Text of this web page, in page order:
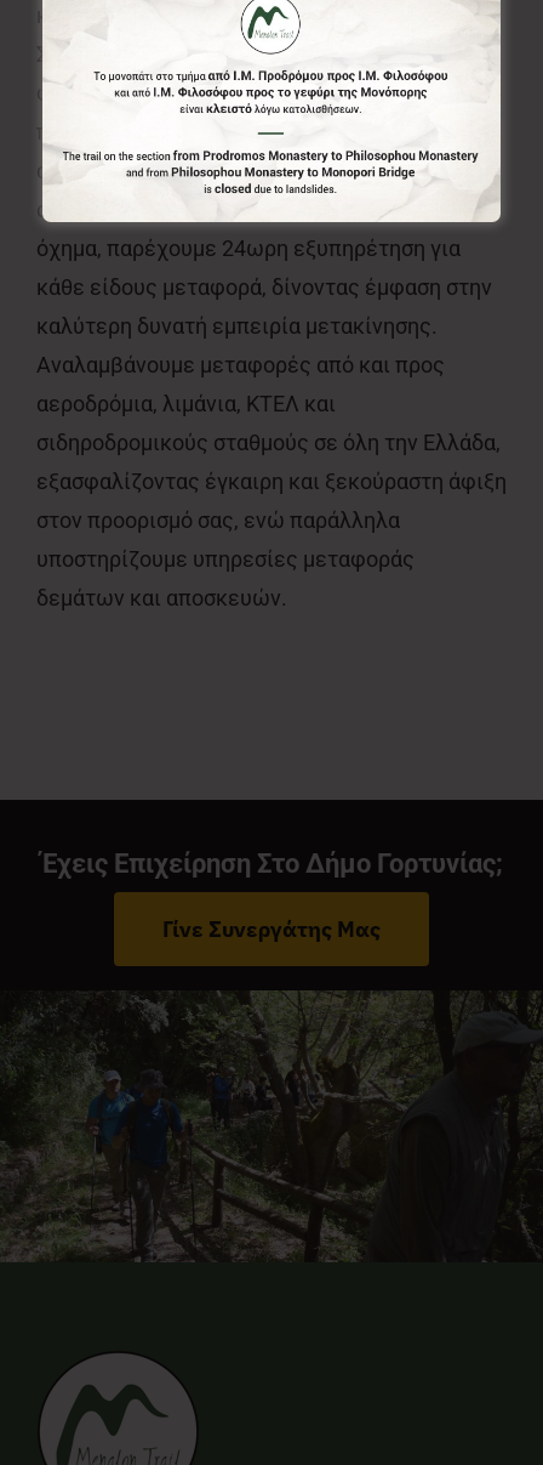
καθημερινά κατοίκους και επισκέπτες στη
Στεμνίτσα και σε ολόκληρη την Αρκαδία,
φροντίζοντας κάθε διαδρομή να
πραγματοποιείται με ασφάλεια, άνεση και
ακρίβεια στον χρόνο. Διαθέτοντας σύγχρονο,
άνετο και άριστα συντηρημένο κλιματιζόμενο
όχημα, παρέχουμε 24ωρη εξυπηρέτηση για
κάθε είδους μεταφορά, δίνοντας έμφαση στην
καλύτερη δυνατή εμπειρία μετακίνησης.
Αναλαμβάνουμε μεταφορές από και προς
αεροδρόμια, λιμάνια, ΚΤΕΛ και
σιδηροδρομικούς σταθμούς σε όλη την Ελλάδα,
εξασφαλίζοντας έγκαιρη και ξεκούραστη άφιξη
στον προορισμό σας, ενώ παράλληλα
υποστηρίζουμε υπηρεσίες μεταφοράς
δεμάτων και αποσκευών.
Έχεις Επιχείρηση Στο Δήμο Γορτυνίας;
Γίνε Συνεργάτης Μας